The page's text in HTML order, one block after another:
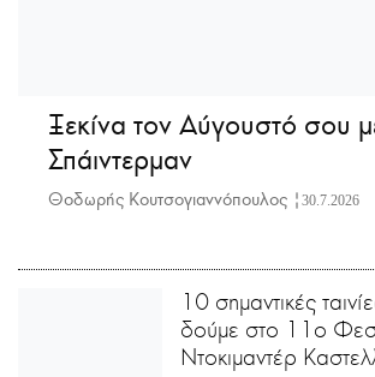
Ξεκίνα τον Αύγουστό σου
Σπάιντερμαν
Θοδωρής Κουτσογιαννόπουλος | 30.7.2026
10 σημαντικές
δούμε στο 11ο
Ντοκιμαντέρ